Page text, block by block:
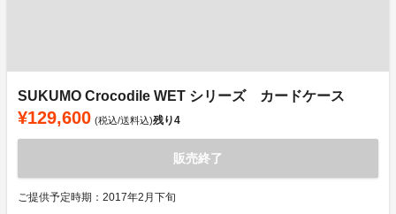
SUKUMO Crocodile WET シリーズ カードケース
¥129,600 (税込/送料込)残り4
販売終了
ご提供予定時期：2017年2月下旬